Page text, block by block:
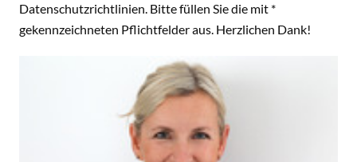
Datenschutzrichtlinien. Bitte füllen Sie die mit *
gekennzeichneten Pflichtfelder aus. Herzlichen Dank!